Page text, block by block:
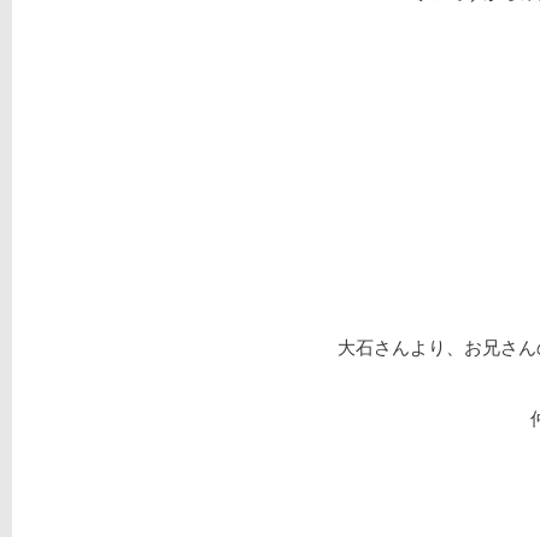
大石さんより、お兄さ